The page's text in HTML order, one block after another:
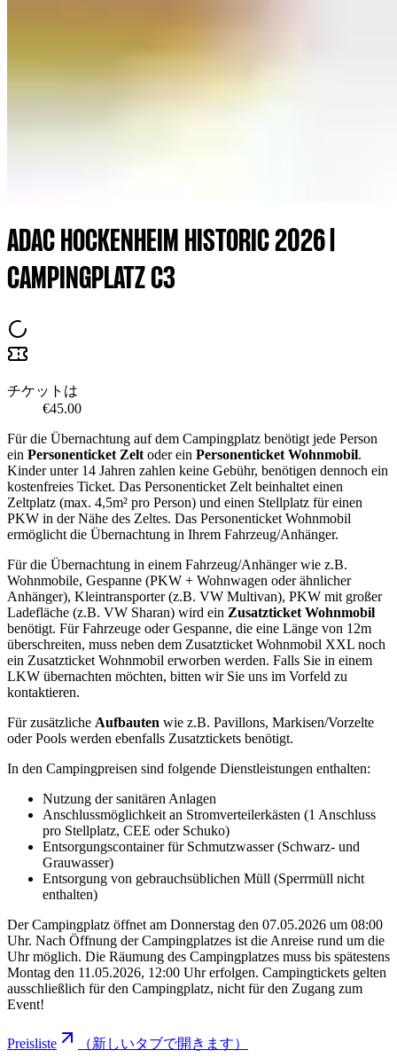
ADAC HOCKENHEIM HISTORIC 2026 |
CAMPINGPLATZ C3
チケットは
€45.00
Für die Übernachtung auf dem Campingplatz benötigt jede Person
ein Personenticket Zelt oder ein Personenticket Wohnmobil.
Kinder unter 14 Jahren zahlen keine Gebühr, benötigen dennoch ein
kostenfreies Ticket. Das Personenticket Zelt beinhaltet einen
Zeltplatz (max. 4,5m² pro Person) und einen Stellplatz für einen
PKW in der Nähe des Zeltes. Das Personenticket Wohnmobil
ermöglicht die Übernachtung in Ihrem Fahrzeug/Anhänger.
Für die Übernachtung in einem Fahrzeug/Anhänger wie z.B.
Wohnmobile, Gespanne (PKW + Wohnwagen oder ähnlicher
Anhänger), Kleintransporter (z.B. VW Multivan), PKW mit großer
Ladefläche (z.B. VW Sharan) wird ein Zusatzticket Wohnmobil
benötigt. Für Fahrzeuge oder Gespanne, die eine Länge von 12m
überschreiten, muss neben dem Zusatzticket Wohnmobil XXL noch
ein Zusatzticket Wohnmobil erworben werden. Falls Sie in einem
LKW übernachten möchten, bitten wir Sie uns im Vorfeld zu
kontaktieren.
Für zusätzliche Aufbauten wie z.B. Pavillons, Markisen/Vorzelte
oder Pools werden ebenfalls Zusatztickets benötigt.
In den Campingpreisen sind folgende Dienstleistungen enthalten:
Nutzung der sanitären Anlagen
Anschlussmöglichkeit an Stromverteilerkästen (1 Anschluss
pro Stellplatz, CEE oder Schuko)
Entsorgungscontainer für Schmutzwasser (Schwarz- und
Grauwasser)
Entsorgung von gebrauchsüblichen Müll (Sperrmüll nicht
enthalten)
Der Campingplatz öffnet am Donnerstag den 07.05.2026 um 08:00
Uhr. Nach Öffnung der Campingplatzes ist die Anreise rund um die
Uhr möglich. Die Räumung des Campingplatzes muss bis spätestens
Montag den 11.05.2026, 12:00 Uhr erfolgen. Campingtickets gelten
ausschließlich für den Campingplatz, nicht für den Zugang zum
Event!
Preisliste （新しいタブで開きます）